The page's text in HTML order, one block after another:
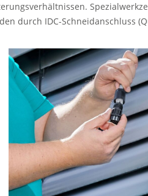
durch IDC-Schneidanschluss